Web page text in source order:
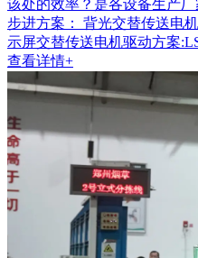
该处的效率？是各设备生产
步进方案： 背光交替传送电
示屏交替传送电机驱动方案
查看详情+